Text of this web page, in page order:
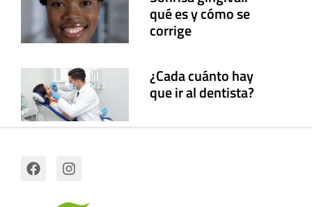
qué es y cómo se
corrige
¿Cada cuánto hay
que ir al dentista?